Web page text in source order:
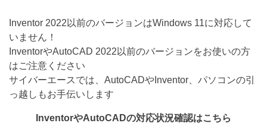
Inventor 2022以前のバージョンはWindows 11に対応して
いません！
InventorやAutoCAD 2022以前のバージョンをお使いの方
はご注意ください
サイバーエースでは、AutoCADやInventor、パソコンの引
っ越しもお手伝いします
InventorやAutoCADの対応状況確認はこちら